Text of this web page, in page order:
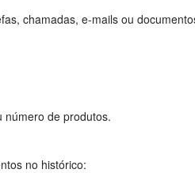
chamadas, e-mails ou
número de produtos.
no histórico: